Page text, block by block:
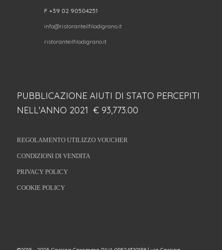
F +39 02 90504251
info@ristoranteilfilodigrano.it
ristoranteilfilodigrano.it
PUBBLICAZIONE AIUTI DI STATO PERCEPITI
NELL'ANNO 2021 € 93,773.00
REGOLAMENTO UTILIZZO VOUCHER
CONDIZIONI DI VENDITA
PRIVACY POLICY
COOKIE POLICY